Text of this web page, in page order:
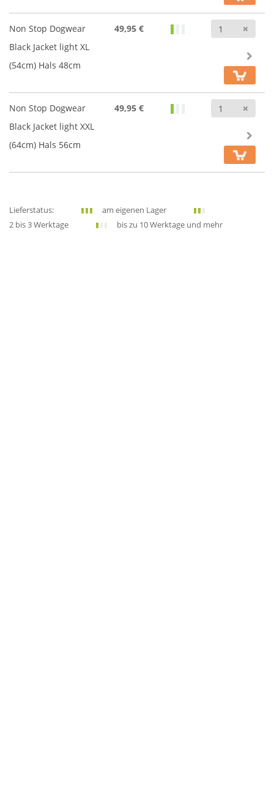
Non Stop Dogwear
Black Jacket light XL
(54cm) Hals 48cm
49,95 €
Non Stop Dogwear
Black Jacket light XXL
(64cm) Hals 56cm
49,95 €
Lieferstatus:
am eigenen Lager
2 bis 3 Werktage
bis zu 10 Werktage und mehr